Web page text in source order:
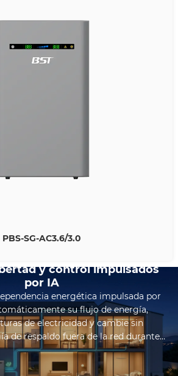
PBS-SG-AC3.6/3.0
y control impulsados
por IA
energética impulsada por
su flujo de energía,
de electricidad y cambie sin
de respaldo fuera de la red durante
los apagones.